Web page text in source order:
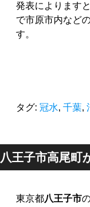
発表によります
で市原市内など
す。
タグ: 冠水, 千葉,
八王子市高尾町
東京都八王子市